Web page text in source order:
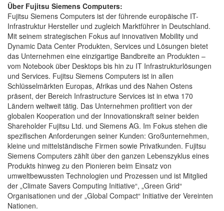
Über Fujitsu Siemens Computers:
Fujitsu Siemens Computers ist der führende europäische IT-
Infrastruktur Hersteller und zugleich Marktführer in Deutschland.
Mit seinem strategischen Fokus auf innovativen Mobility und
Dynamic Data Center Produkten, Services und Lösungen bietet
das Unternehmen eine einzigartige Bandbreite an Produkten –
vom Notebook über Desktops bis hin zu IT Infrastrukturlösungen
und Services. Fujitsu Siemens Computers ist in allen
Schlüsselmärkten Europas, Afrikas und des Nahen Ostens
präsent, der Bereich Infrastructure Services ist in etwa 170
Ländern weltweit tätig. Das Unternehmen profitiert von der
globalen Kooperation und der Innovationskraft seiner beiden
Shareholder Fujitsu Ltd. und Siemens AG. Im Fokus stehen die
spezifischen Anforderungen seiner Kunden: Großunternehmen,
kleine und mittelständische Firmen sowie Privatkunden. Fujitsu
Siemens Computers zählt über den ganzen Lebenszyklus eines
Produkts hinweg zu den Pionieren beim Einsatz von
umweltbewussten Technologien und Prozessen und ist Mitglied
der „Climate Savers Computing Initiative“, „Green Grid“
Organisationen und der „Global Compact“ Initiative der Vereinten
Nationen.